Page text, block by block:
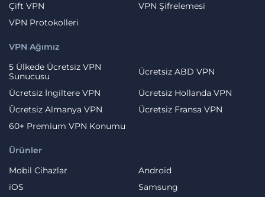
Çift VPN
VPN Şifrelemesi
VPN Protokolleri
Ürünler
Mobil Cihazlar
Android
iOS
Samsung
VPN Ağımız
5 Ülkede Ücretsiz VPN
Sunucusu
Ücretsiz ABD VPN
Ücretsiz İngiltere VPN
Ücretsiz Hollanda VPN
Ücretsiz Almanya VPN
Ücretsiz Fransa VPN
60+ Premium VPN Konumu